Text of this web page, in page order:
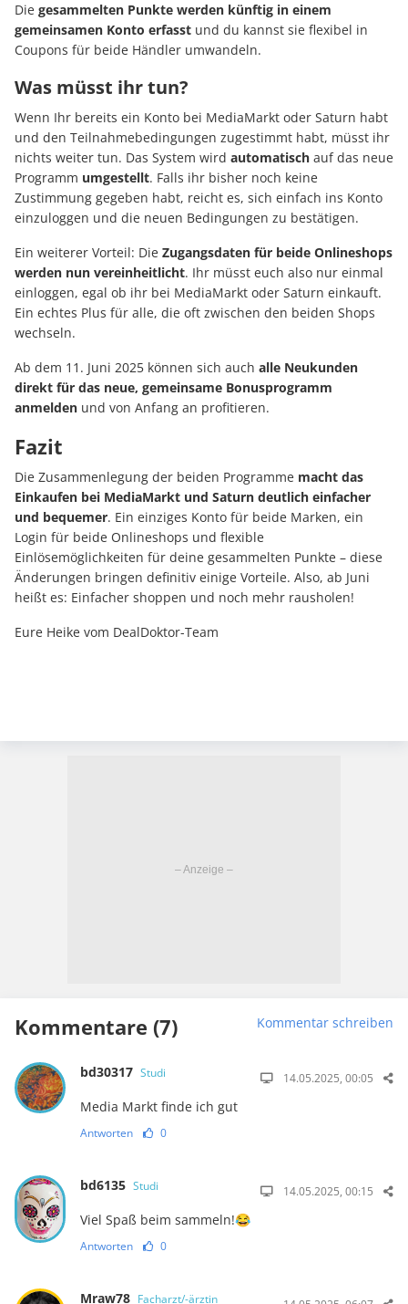
Die gesammelten Punkte werden künftig in einem
gemeinsamen Konto erfasst und du kannst sie flexibel in
Coupons für beide Händler umwandeln.
Was müsst ihr tun?
Wenn Ihr bereits ein Konto bei MediaMarkt oder Saturn habt
und den Teilnahmebedingungen zugestimmt habt, müsst ihr
nichts weiter tun. Das System wird automatisch auf das neue
Programm umgestellt. Falls ihr bisher noch keine
Zustimmung gegeben habt, reicht es, sich einfach ins Konto
einzuloggen und die neuen Bedingungen zu bestätigen.
Ein weiterer Vorteil: Die Zugangsdaten für beide Onlineshops
werden nun vereinheitlicht. Ihr müsst euch also nur einmal
einloggen, egal ob ihr bei MediaMarkt oder Saturn einkauft.
Ein echtes Plus für alle, die oft zwischen den beiden Shops
wechseln.
Ab dem 11. Juni 2025 können sich auch alle Neukunden
direkt für das neue, gemeinsame Bonusprogramm
anmelden und von Anfang an profitieren.
Fazit
Die Zusammenlegung der beiden Programme macht das
Einkaufen bei MediaMarkt und Saturn deutlich einfacher
und bequemer. Ein einziges Konto für beide Marken, ein
Login für beide Onlineshops und flexible
Einlösemöglichkeiten für deine gesammelten Punkte – diese
Änderungen bringen definitiv einige Vorteile. Also, ab Juni
heißt es: Einfacher shoppen und noch mehr rausholen!
Eure Heike vom DealDoktor-Team
Kommentare (7) Kommentar schreiben
bd30317 Studi 14.05.2025, 00:05
Media Markt finde ich gut
Antworten 0
bd6135 Studi 14.05.2025, 00:15
Viel Spaß beim sammeln!😂
Antworten 0
Mraw78 Facharzt/-ärztin